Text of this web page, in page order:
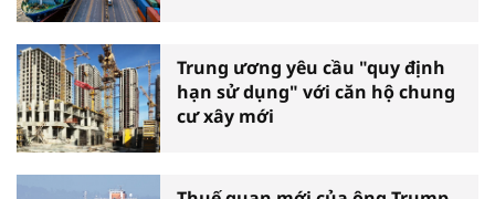
Trung ương yêu cầu "quy định
hạn sử dụng" với căn hộ chung
cư xây mới